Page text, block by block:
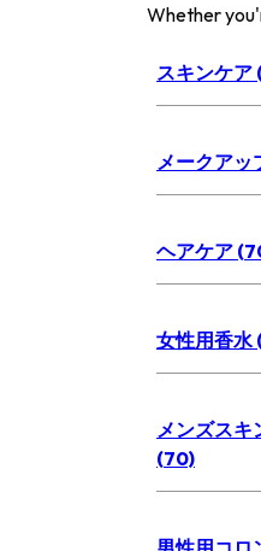
Whether
スキンケア
メークアッ
ヘアケア
女性用香水
メンズスキ
(70)